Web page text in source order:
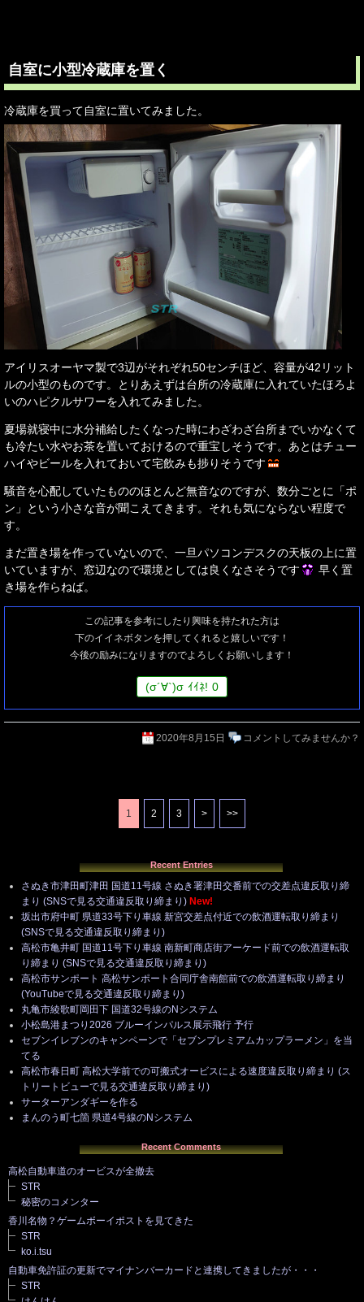
自室に小型冷蔵庫を置く
冷蔵庫を買って自室に置いてみました。
アイリスオーヤマ製で3辺がそれぞれ50センチほど、容量が42リット
ルの小型のものです。とりあえずは台所の冷蔵庫に入れていたほろよ
いのハピクルサワーを入れてみました。
夏場就寝中に水分補給したくなった時にわざわざ台所までいかなくて
も冷たい水やお茶を置いておけるので重宝しそうです。あとはチュー
ハイやビールを入れておいて宅飲みも捗りそうです
騒音を心配していたもののほとんど無音なのですが、数分ごとに「ポ
ン」という小さな音が聞こえてきます。それも気にならない程度で
す。
まだ置き場を作っていないので、一旦パソコンデスクの天板の上に置
いていますが、窓辺なので環境としては良くなさそうです
早く置
き場を作らねば。
この記事を参考にしたり興味を持たれた方は
下のイイネボタンを押してくれると嬉しいです！
今後の励みになりますのでよろしくお願いします！
(σ´∀`)σ ｲｲﾈ! 0
2020年8月15日 コメントしてみませんか？
1 2 3 > >>
Recent Entries
さぬき市津田町津田 国道11号線 さぬき署津田交番前での交差点違反取り締
まり (SNSで見る交通違反取り締まり) New!
坂出市府中町 県道33号下り車線 新宮交差点付近での飲酒運転取り締まり
(SNSで見る交通違反取り締まり)
高松市亀井町 国道11号下り車線 南新町商店街アーケード前での飲酒運転取
り締まり (SNSで見る交通違反取り締まり)
高松市サンポート 高松サンポート合同庁舎南館前での飲酒運転取り締まり
(YouTubeで見る交通違反取り締まり)
丸亀市綾歌町岡田下 国道32号線のNシステム
小松島港まつり2026 ブルーインパルス展示飛行 予行
セブンイレブンのキャンペーンで「セブンプレミアムカップラーメン」を当
てる
高松市春日町 高松大学前での可搬式オービスによる速度違反取り締まり (ス
トリートビューで見る交通違反取り締まり)
サーターアンダギーを作る
まんのう町七箇 県道4号線のNシステム
Recent Comments
高松自動車道のオービスが全撤去
STR
秘密のコメンター
香川名物？ゲームボーイポストを見てきた
STR
ko.i.tsu
自動車免許証の更新でマイナンバーカードと連携してきましたが・・・
STR